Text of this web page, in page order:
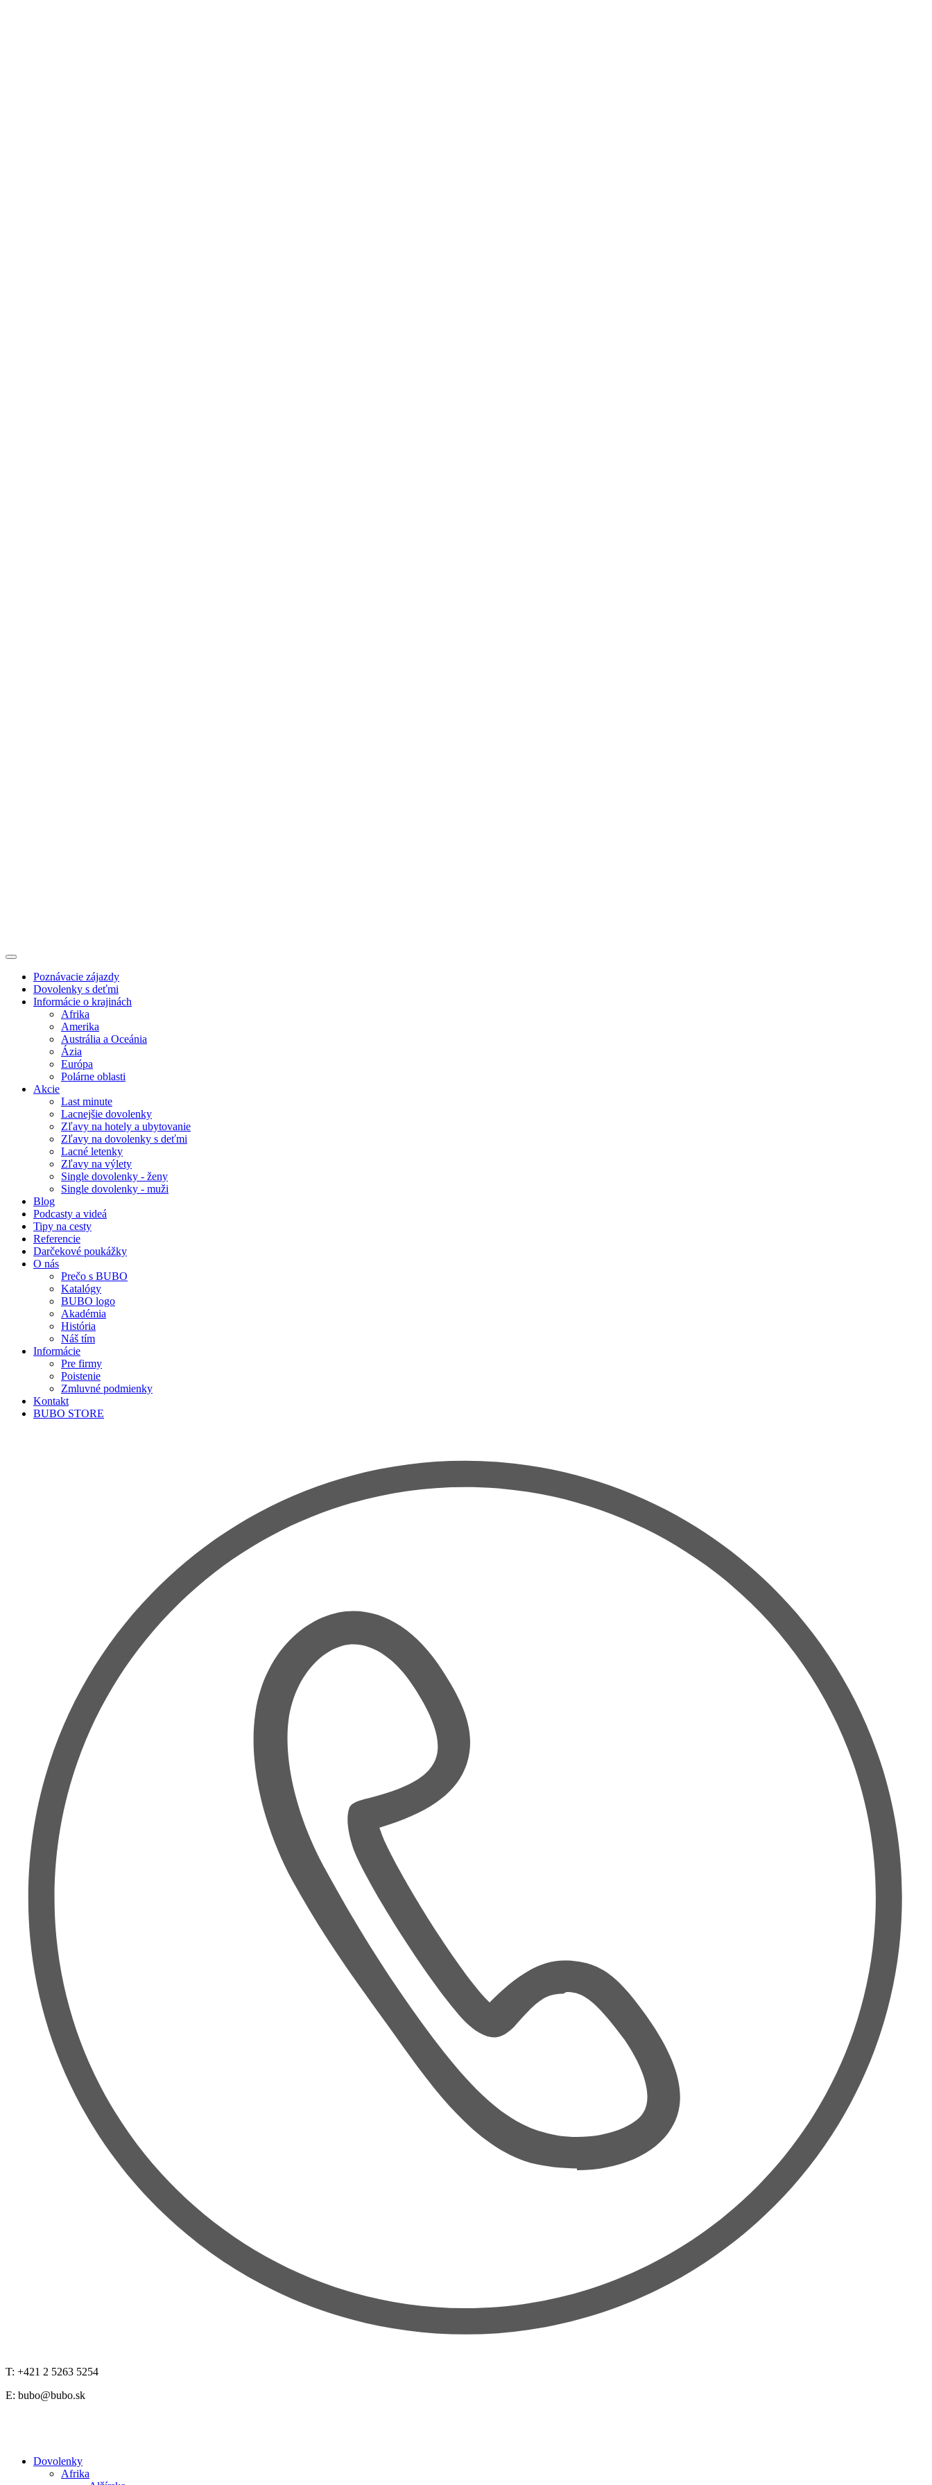
Poznávacie zájazdy
Dovolenky s deťmi
Informácie o krajinách
Afrika
Amerika
Austrália a Oceánia
Ázia
Európa
Polárne oblasti
Akcie
Last minute
Lacnejšie dovolenky
Zľavy na hotely a ubytovanie
Zľavy na dovolenky s deťmi
Lacné letenky
Zľavy na výlety
Single dovolenky - ženy
Single dovolenky - muži
Blog
Podcasty a videá
Tipy na cesty
Referencie
Darčekové poukážky
O nás
Prečo s BUBO
Katalógy
BUBO logo
Akadémia
História
Náš tím
Informácie
Pre firmy
Poistenie
Zmluvné podmienky
Kontakt
BUBO STORE
T: +421 2 5263 5254
E: bubo@bubo.sk
Dovolenky
Afrika